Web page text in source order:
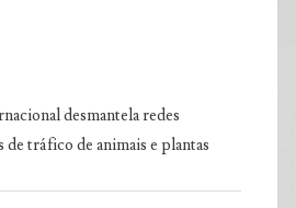
desmantela redes
de tráfico de animais e plantas